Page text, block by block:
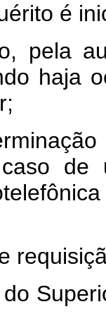
é
haja
ou
de